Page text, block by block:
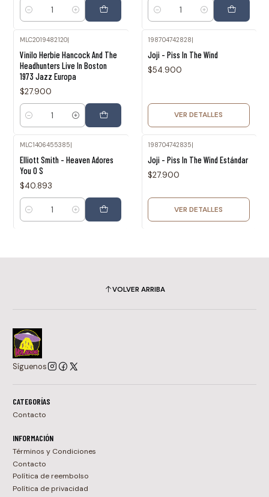
Cantidad Cantidad
MLC2019482120|
Vinilo Herbie Hancock And The
Headhunters Live In Boston
1973 Jazz Europa
$27.900
Cantidad
198704742828|
Joji - Piss In The Wind
$54.900
VER DETALLES
MLC1406455385
Elliott Smith - Heaven Adores
You O S
$40.893
Cantidad
198704742835
Joji - Piss In The Wind Estándar
$27.900
VER DETALLES
VOLVER ARRIBA
Síguenos
CATEGORÍAS
Contacto
INFORMACIÓN
Términos y Condiciones
Contacto
Política de reembolso
Política de privacidad